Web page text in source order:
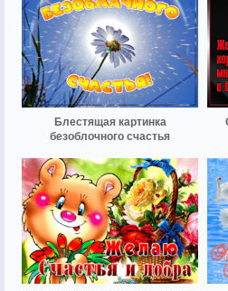
Блестящая картинка
безоблочного счастья